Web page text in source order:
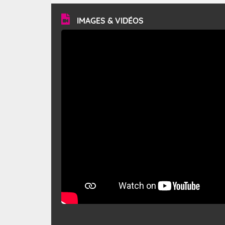
vitesse moyenne de 50 km/h et atteindre 80 à 100 km/h
en rafales, parfois davantage. Il parcourt la basse vallée
du Rhône et la Provence et envahit le littoral
méditerranéen à partir de la Camargue.
IMAGES & VIDÉOS